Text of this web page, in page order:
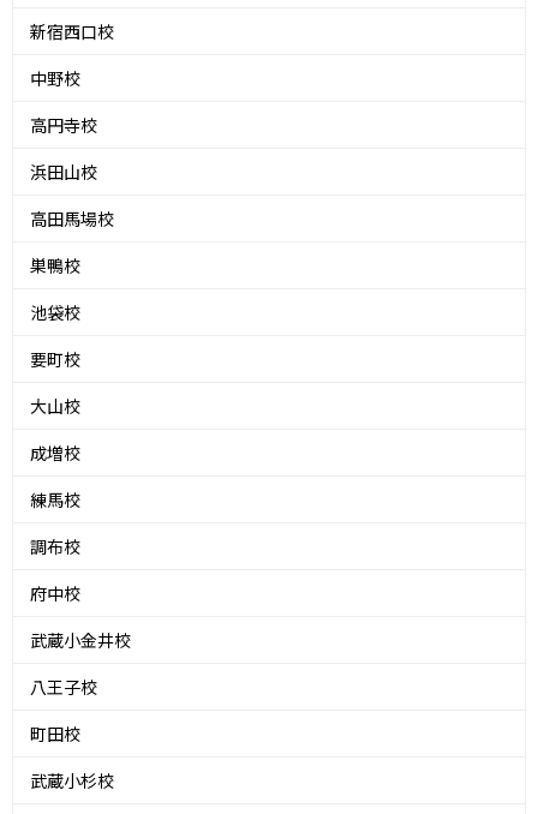
新宿西口校
中野校
高円寺校
浜田山校
高田馬場校
巣鴨校
池袋校
要町校
大山校
成増校
練馬校
調布校
府中校
武蔵小金井校
八王子校
町田校
武蔵小杉校